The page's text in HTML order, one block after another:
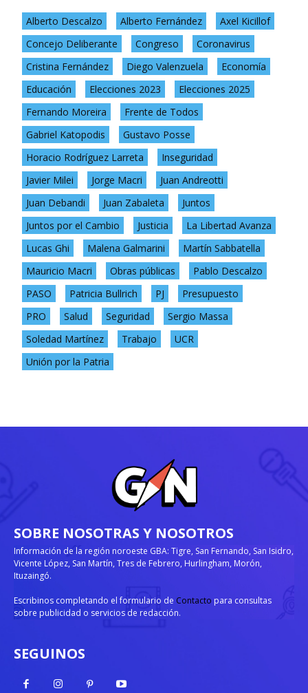
Alberto Descalzo Alberto Fernández
Axel Kicillof
Concejo Deliberante
Congreso
Coronavirus
Cristina Fernández
Diego Valenzuela
Economía
Educación
Elecciones 2023
Elecciones 2025
Fernando Moreira
Frente de Todos
Gabriel Katopodis
Gustavo Posse
Horacio Rodríguez Larreta
Inseguridad
Javier Milei
Jorge Macri
Juan Andreotti
Juan Debandi
Juan Zabaleta
Juntos
Juntos por el Cambio
Justicia
La Libertad Avanza
Lucas Ghi
Malena Galmarini
Martín Sabbatella
Mauricio Macri
Obras públicas
Pablo Descalzo
PASO
Patricia Bullrich PJ
Presupuesto
PRO
Salud Seguridad
Sergio Massa
Soledad Martínez
Trabajo
UCR
Unión por la Patria
SOBRE NOSOTRAS Y NOSOTROS
Información de la región noroeste GBA: Tigre, San Fernando, San Isidro,
Vicente López, San Martín, Tres de Febrero, Hurlingham, Morón,
Ituzaingó.
Escribinos completando el formulario de Contacto para consultas
sobre publicidad o servicios de redacción.
SEGUINOS